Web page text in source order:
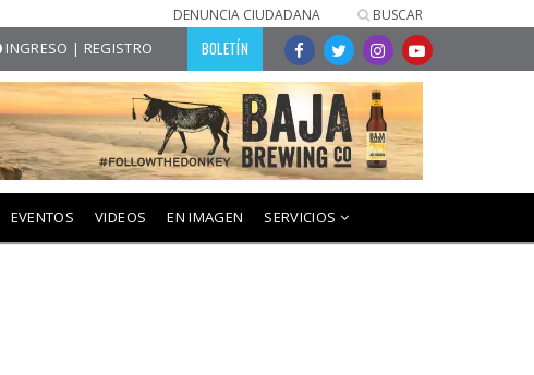
DENUNCIA CIUDADANA BUSCAR
INGRESO | REGISTRO BOLETÍN
EVENTOS VIDEOS EN IMAGEN SERVICIOS